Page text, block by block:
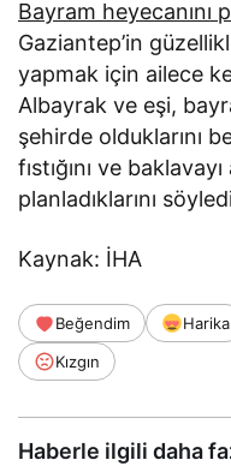
Bayram heyecanını
Gaziantep’in
yapmak için ailece
Albayrak ve eşi,
şehirde olduklarını
fıstığını ve
planladıklarını
Kaynak: İHA
Beğendim Harika
Kızgın
Haberle ilgili daha